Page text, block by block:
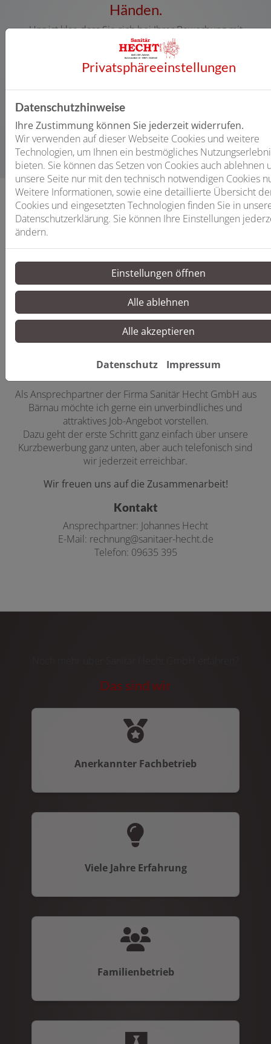
Händen.
Uns ist klar, dass Siesich bei Ihrer Bewerbung mit
großer Wahrscheinlichkeit in einem bestehenden
Arbeitsverhältnis befinden. Daher ist entsprechende
Diskretion selbstverständlich.
Zum Bewerbungsformular
Interesse an einer neuen Herausforderung?
Als Ansprechpartner der Firma Sanitär Hecht GmbH aus
Bärnau möchte ich gerne ein unverbindliches und
attraktives Job-Angebot vorstellen.
Dazu geht der erste Schritt ganz einfach über unsere
Kurzbewerbung ganz unten, aber auch telefonisch sind
wir jederzeit erreichbar.
Wir freuen uns auf die Zusammenarbeit!
Kontakt
Ansprechpartner: Johannes Hecht
E-Mail: rechnung@sanitaer-hecht.de
Telefon: 09635 395
Das sind wir
Anerkannter Fachbetrieb
Viele Jahre Erfahrung
Familienbetrieb
Privatsphäre­einstellungen
Datenschutzhinweise
Ihre Zustimmung können Sie jederzeit widerrufen.
Wir verwenden auf dieser Webseite Cookies und weitere
Technologien, um Ihnen ein bestmögliches
bieten. Sie können das Setzen von Cookies auch ablehnen
unsere Seite nur mit den technisch notwendigen Cookies
Weitere Informationen, sowie eine detaillierte Übersicht
Cookies und eingesetzten Technologien finden Sie in
Datenschutzerklärung. Sie können Ihre Einstellungen
ändern.
Einstellungen öffnen
Alle ablehnen
Alle akzeptieren
Datenschutz Impressum